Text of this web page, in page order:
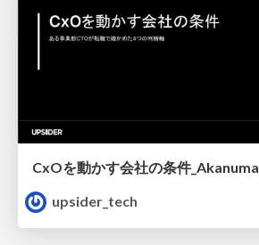
CxOを動かす会社の条件_Akanuma
upsider_tech